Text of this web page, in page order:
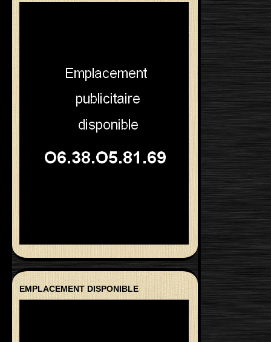
EMPLACEMENT DISPONIBLE